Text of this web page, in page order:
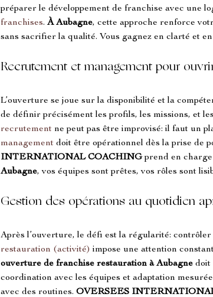
préparer le développement de franchise avec une
franchises. À Aubagne, cette approche renforce
sans sacrifier la qualité. Vous gagnez en clarté et
Recrutement et management pour
L’ouverture se joue sur la disponibilité et la
de définir précisément les profils, les missions, et
recrutement ne peut pas être improvisé: il faut un
management doit être opérationnel dès la prise de
INTERNATIONAL COACHING prend en charge
Aubagne, vos équipes sont prêtes, vos rôles sont
Gestion des opérations au quotidien
Après l’ouverture, le défi est la régularité:
restauration (activité) impose une attention
ouverture de franchise restauration à Aubagne doit
coordination avec les équipes et adaptation
avec des routines. OVERSEES